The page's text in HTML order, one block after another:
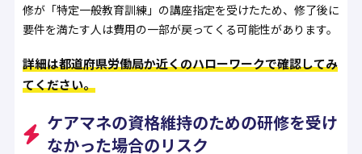
修が「特定一般教育訓練」の講座指定を受けたため、修了後に
要件を満たす人は費用の一部が戻ってくる可能性があります。
詳細は都道府県労働局か近くのハローワークで確認してみ
てください。
ケアマネの資格維持のための研修を受け
なかった場合のリスク